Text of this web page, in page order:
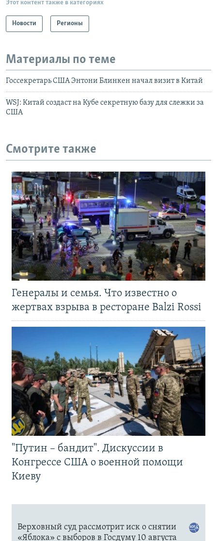
Этот контент также в категориях
Новости Регионы
Материалы по теме
Госсекретарь США Энтони Блинкен начал визит в Китай
WSJ: Китай создаст на Кубе секретную базу для слежки за
США
Смотрите также
Генералы и семья. Что известно о
жертвах взрыва в ресторане Balzi Rossi
"Путин – бандит". Дискуссии в
Конгрессе США о военной помощи
Киеву